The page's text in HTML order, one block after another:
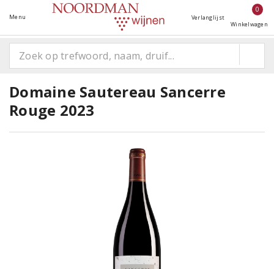
Menu Verlanglijst
0
Winkelwagen
Domaine Sautereau Sancerre
Rouge 2023